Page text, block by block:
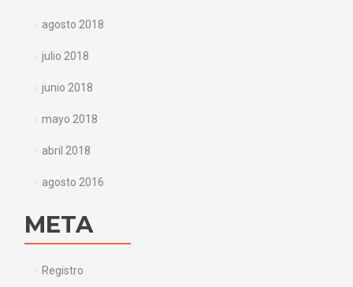
agosto 2018
julio 2018
junio 2018
mayo 2018
abril 2018
agosto 2016
META
Registro